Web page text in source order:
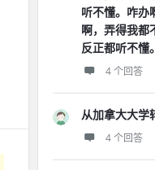
听不懂。咋办
啊，弄得我都
反正都听不懂。
4 个回答
从加拿大大学
4 个回答